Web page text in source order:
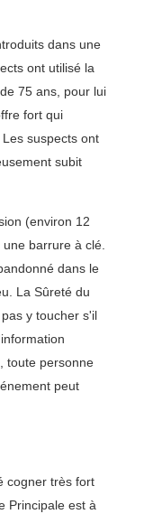
dans une
ont utilisé la
75 ans, pour lui
fort qui
suspects ont
subit
(environ 12
barrure à clé.
dans le
La Sûreté du
y toucher s'il
toute personne
peut
cogner très fort
Principale est à